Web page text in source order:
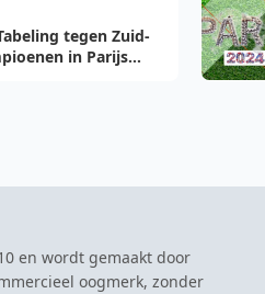
tegen Zuid-
in Parijs
en wordt gemaakt door
oogmerk, zonder